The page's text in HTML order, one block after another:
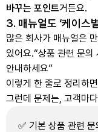
바꾸는 포인트거든요.
3. 매뉴얼도 ‘케이스
많은 회사가 매뉴얼은
있어요.“상품 관련 문의
안내하세요”
이렇게 한 줄로 정리하
그런데 문제는, 고객마
✅ 기본 상품 관련 문